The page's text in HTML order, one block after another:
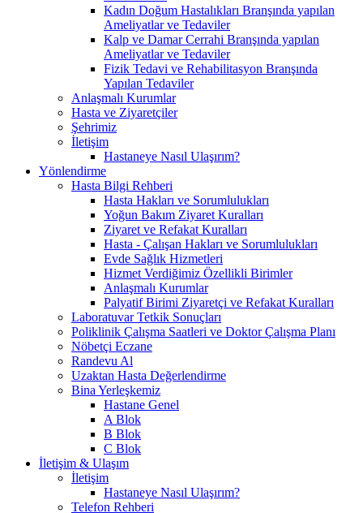
Kadın Doğum Hastalıkları Branşında yapılan
Ameliyatlar ve Tedaviler
Kalp ve Damar Cerrahi Branşında yapılan
Ameliyatlar ve Tedaviler
Fizik Tedavi ve Rehabilitasyon Branşında
Yapılan Tedaviler
Anlaşmalı Kurumlar
Hasta ve Ziyaretçiler
Şehrimiz
İletişim
Hastaneye Nasıl Ulaşırım?
Yönlendirme
Hasta Bilgi Rehberi
Hasta Hakları ve Sorumlulukları
Yoğun Bakım Ziyaret Kuralları
Ziyaret ve Refakat Kuralları
Hasta - Çalışan Hakları ve Sorumlulukları
Evde Sağlık Hizmetleri
Hizmet Verdiğimiz Özellikli Birimler
Anlaşmalı Kurumlar
Palyatif Birimi Ziyaretçi ve Refakat Kuralları
Laboratuvar Tetkik Sonuçları
Poliklinik Çalışma Saatleri ve Doktor Çalışma Planı
Nöbetçi Eczane
Randevu Al
Uzaktan Hasta Değerlendirme
Bina Yerleşkemiz
Hastane Genel
A Blok
B Blok
C Blok
İletişim & Ulaşım
İletişim
Hastaneye Nasıl Ulaşırım?
Telefon Rehberi